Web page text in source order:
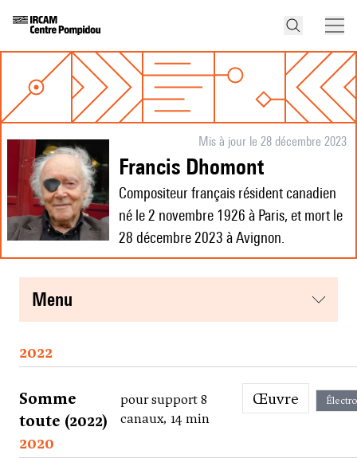
Mis à jour le 28 décembre 2023
Francis Dhomont
Compositeur français résident canadien
né le 2 novembre 1926 à Paris, et mort le
28 décembre 2023 à Avignon.
menu
2022
Somme
toute (2022)
pour support 8
canaux, 14 min
Œuvre
2020